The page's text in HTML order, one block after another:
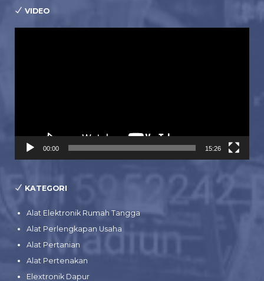
VIDEO
00:00 15:26
KATEGORI
Alat Elektronik Rumah Tangga
Alat Perlengkapan Usaha
Alat Pertanian
Alat Pertenakan
Elextronik Dapur